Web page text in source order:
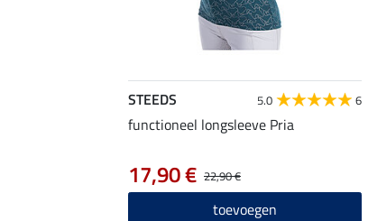
STEEDS 5.0 6
functioneel longsleeve Pria
22,90 €
17,90 €
toevoegen